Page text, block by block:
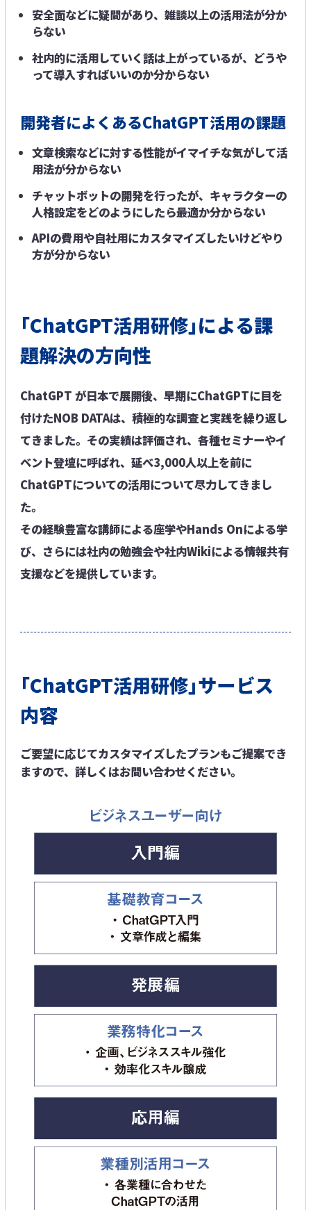
安全面などに疑問があり、雑談以上の活用法が​分か
らない
社内的に活用していく話は上がっているが、どうや
って導入すればいいのか分からない
開発者によくあるChatGPT活用の課題
文章検索などに対する性能がイマイチな気がして活
用法が分からない
チャットボットの開発を行ったが、キャラクターの
人格設定をどのようにしたら最適か分からない
APIの費用や自社用にカスタマイズしたいけどやり
方が分からない
｢ChatGPT活用研修｣による課
題解決の方向性
ChatGPT が日本で展開後、早期にChatGPTに目を
付けたNOB DATAは、積極的な調査と実践を繰り返し
てきました。その実績は評価され、各種セミナーやイ
ベント登壇に呼ばれ、延べ3,000人以上を前に
ChatGPTについての活用について尽力してきまし
た。
その経験豊富な講師による座学やHands Onによる学
び、さらには社内の勉強会や社内Wikiによる情報共有
支援などを提供しています。
｢ChatGPT活用研修｣サービス
内容
ご要望に応じてカスタマイズしたプランもご提案でき
ますので、詳しくはお問い合わせください。​